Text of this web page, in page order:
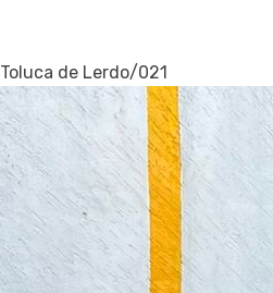
Toluca de Lerdo/021